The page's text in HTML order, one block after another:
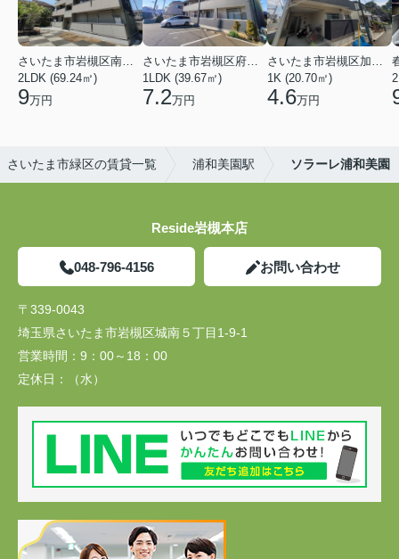
さいたま市岩槻区南平野４丁目
2LDK (69.24㎡)
9万円
さいたま市岩槻区府内１丁目
1LDK (39.67㎡)
7.2万円
さいたま市岩槻区加倉１丁目
1K (20.70㎡)
4.6万円
さいたま市緑区の賃貸一覧 浦和美園駅 ソラーレ浦和美園
Reside岩槻本店
048-796-4156 お問い合わせ
〒339-0043
埼玉県さいたま市岩槻区城南５丁目1-9-1
営業時間： 9：00～18：00
定休日：
（水）